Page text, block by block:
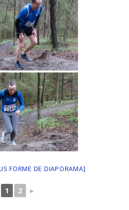
FORME DE DIAPORAMA]
1 2 ►